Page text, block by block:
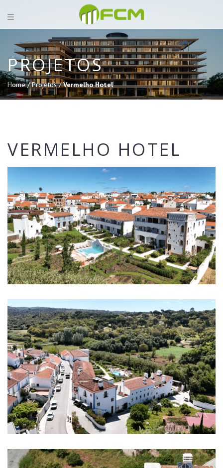
PROJETOS
Home /Projetos /Vermelho Hotel
VERMELHO HOTEL